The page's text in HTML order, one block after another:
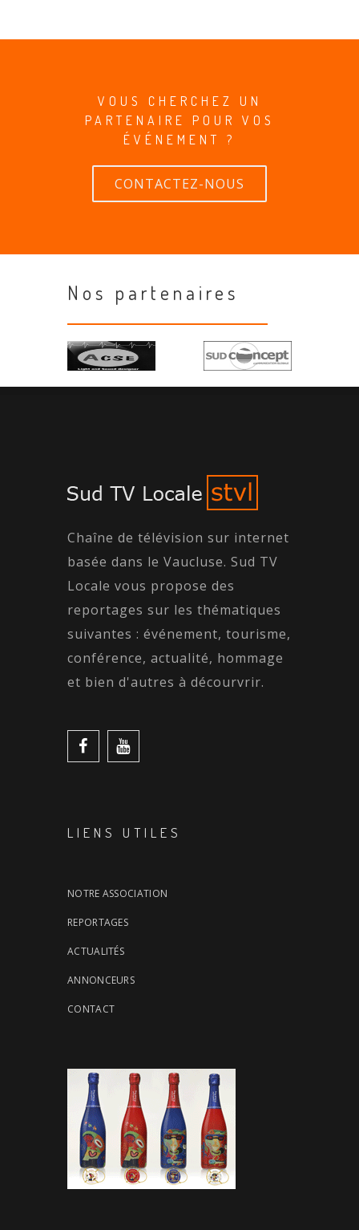
VOUS CHERCHEZ UN
PARTENAIRE POUR VOS
ÉVÉNEMENT ?
CONTACTEZ-NOUS
Nos partenaires
Chaîne de télévision sur internet
basée dans le Vaucluse. Sud TV
Locale vous propose des
reportages sur les thématiques
suivantes : événement, tourisme,
conférence, actualité, hommage
et bien d'autres à décourvrir.
LIENS UTILES
NOTRE ASSOCIATION
REPORTAGES
ACTUALITÉS
ANNONCEURS
CONTACT